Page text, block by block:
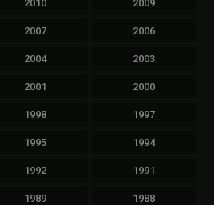
2010 2009
2007 2006
2004 2003
2001 2000
1998 1997
1995 1994
1992 1991
1989 1988